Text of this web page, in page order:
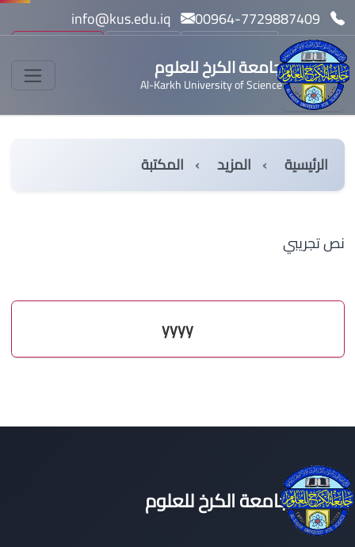
info@kus.edu.iq
بحث
جامعة الكرخ للعلوم
Al-Karkh University of Science
الرئيسية المزيد المكتبة
نص تجريبي
yyyy
جامعة الكرخ للعلوم